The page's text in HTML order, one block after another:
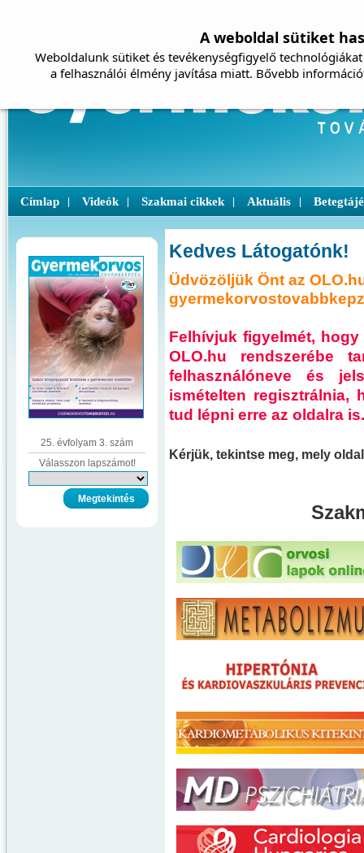
Címlap Videók Szakmai cikkek Aktuális
25. évfolyam 3. szám
Válasszon lapszámot!
Kedves Látogatónk!
Üdvözöljük Önt az
Felhívjuk figyelmét,
OLO.hu rendszerébe
felhasználóneve és
ismételten regisztrálnia,
tud lépni erre az oldalra is.
Kérjük, tekintse meg, mely
A weboldal sütiket
Weboldalunk sütiket és tevékenységfigyelő
a felhasználói élmény javítása miatt. Bővebb